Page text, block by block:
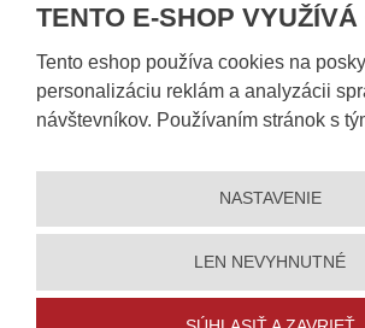
TENTO E-SHOP
Tento eshop používa cookies na
personalizáciu reklám a analyzácii
návštevníkov. Používaním stránok s
NASTAVENIE
LEN NEVYHNUTNÉ
Vyhlásenie o prístupnosti |Ochrana osobných